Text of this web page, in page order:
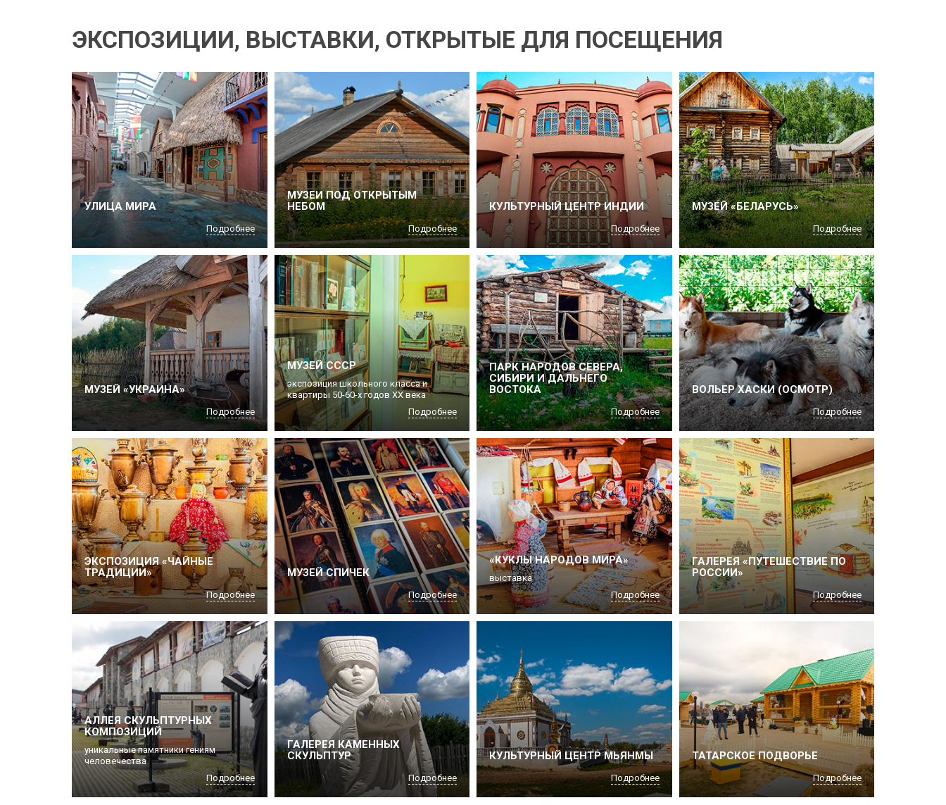
ЭКСПОЗИЦИИ, ВЫСТАВКИ, ОТКРЫТЫЕ ДЛЯ ПОСЕЩЕНИЯ
УЛИЦА МИРА
Подробнее
МУЗЕИ ПОД ОТКРЫТЫМ
НЕБОМ
Подробнее
КУЛЬТУРНЫЙ ЦЕНТР ИНДИИ
Подробнее
МУЗЕЙ «БЕЛАРУСЬ»
Подробнее
МУЗЕЙ «УКРАИНА»
Подробнее
МУЗЕЙ СССР
экспозиция школьного класса и
квартиры 50-60-х годов ХХ века
Подробнее
ПАРК НАРОДОВ СЕВЕРА,
СИБИРИ И ДАЛЬНЕГО
ВОСТОКА
Подробнее
ВОЛЬЕР ХАСКИ (ОСМОТР)
Подробнее
ЭКСПОЗИЦИЯ «ЧАЙНЫЕ
ТРАДИЦИИ»
Подробнее
МУЗЕЙ СПИЧЕК
Подробнее
«КУКЛЫ НАРОДОВ МИРА»
выставка
Подробнее
ГАЛЕРЕЯ «ПУТЕШЕСТВИЕ ПО
РОССИИ»
Подробнее
АЛЛЕЯ СКУЛЬПТУРНЫХ
КОМПОЗИЦИЙ
уникальные памятники гениям
человечества
Подробнее
ГАЛЕРЕЯ КАМЕННЫХ
СКУЛЬПТУР
Подробнее
КУЛЬТУРНЫЙ ЦЕНТР МЬЯНМЫ
Подробнее
ТАТАРСКОЕ ПОДВОРЬЕ
Подробнее